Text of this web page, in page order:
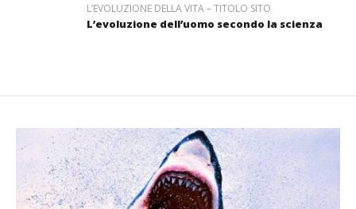
L’EVOLUZIONE DELLA VITA – TITOLO SITO
L’evoluzione dell’uomo secondo la scienza